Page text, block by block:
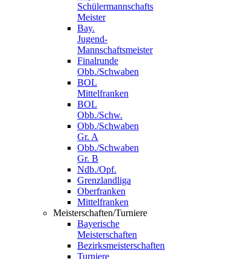
Schülermannschafts
Meister
Bay.
Jugend-
Mannschaftsmeister
Finalrunde
Obb./Schwaben
BOL
Mittelfranken
BOL
Obb./Schw.
Obb./Schwaben
Gr. A
Obb./Schwaben
Gr. B
Ndb./Opf.
Grenzlandliga
Oberfranken
Mittelfranken
Meisterschaften/Turniere
Bayerische
Meisterschaften
Bezirksmeisterschaften
Turniere